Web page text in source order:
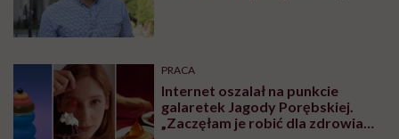
PRACA
Internet oszalał na punkcie
galaretek Jagody Porębskiej.
„Zaczęłam je robić dla zdrowia